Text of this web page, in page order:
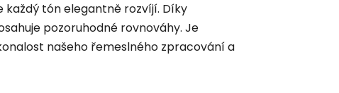
tón elegantně rozvíjí. Díky
pozoruhodné rovnováhy. Je
našeho řemeslného zpracování a